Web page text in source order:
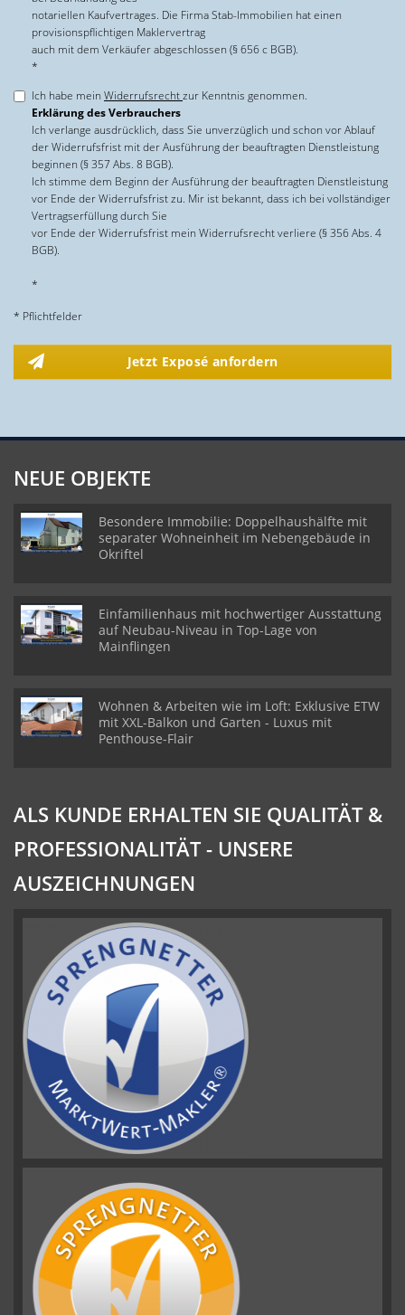
notariellen Kaufvertrages. Die Firma Stab-Immobilien hat einen
provisionspflichtigen Maklervertrag
auch mit dem Verkäufer abgeschlossen (§ 656 c BGB).
*
Ich habe mein Widerrufsrechtzur Kenntnis genommen.
Erklärung des Verbrauchers
Ich verlange ausdrücklich, dass Sie unverzüglich und schon vor Ablauf
der Widerrufsfrist mit der Ausführung der beauftragten Dienstleistung
beginnen (§ 357 Abs. 8 BGB).
Ich stimme dem Beginn der Ausführung der beauftragten Dienstleistung
vor Ende der Widerrufsfrist zu. Mir ist bekannt, dass ich bei vollständiger
Vertragserfüllung durch Sie
vor Ende der Widerrufsfrist mein Widerrufsrecht verliere (§ 356 Abs. 4
BGB).
*
* Pflichtfelder
Jetzt Exposé anfordern
NEUE OBJEKTE
Besondere Immobilie: Doppelhaushälfte mit
separater Wohneinheit im Nebengebäude in
Okriftel
Einfamilienhaus mit hochwertiger Ausstattung
auf Neubau-Niveau in Top-Lage von
Mainflingen
Wohnen & Arbeiten wie im Loft: Exklusive ETW
mit XXL-Balkon und Garten - Luxus mit
Penthouse-Flair
ALS KUNDE ERHALTEN SIE QUALITÄT &
PROFESSIONALITÄT - UNSERE
AUSZEICHNUNGEN